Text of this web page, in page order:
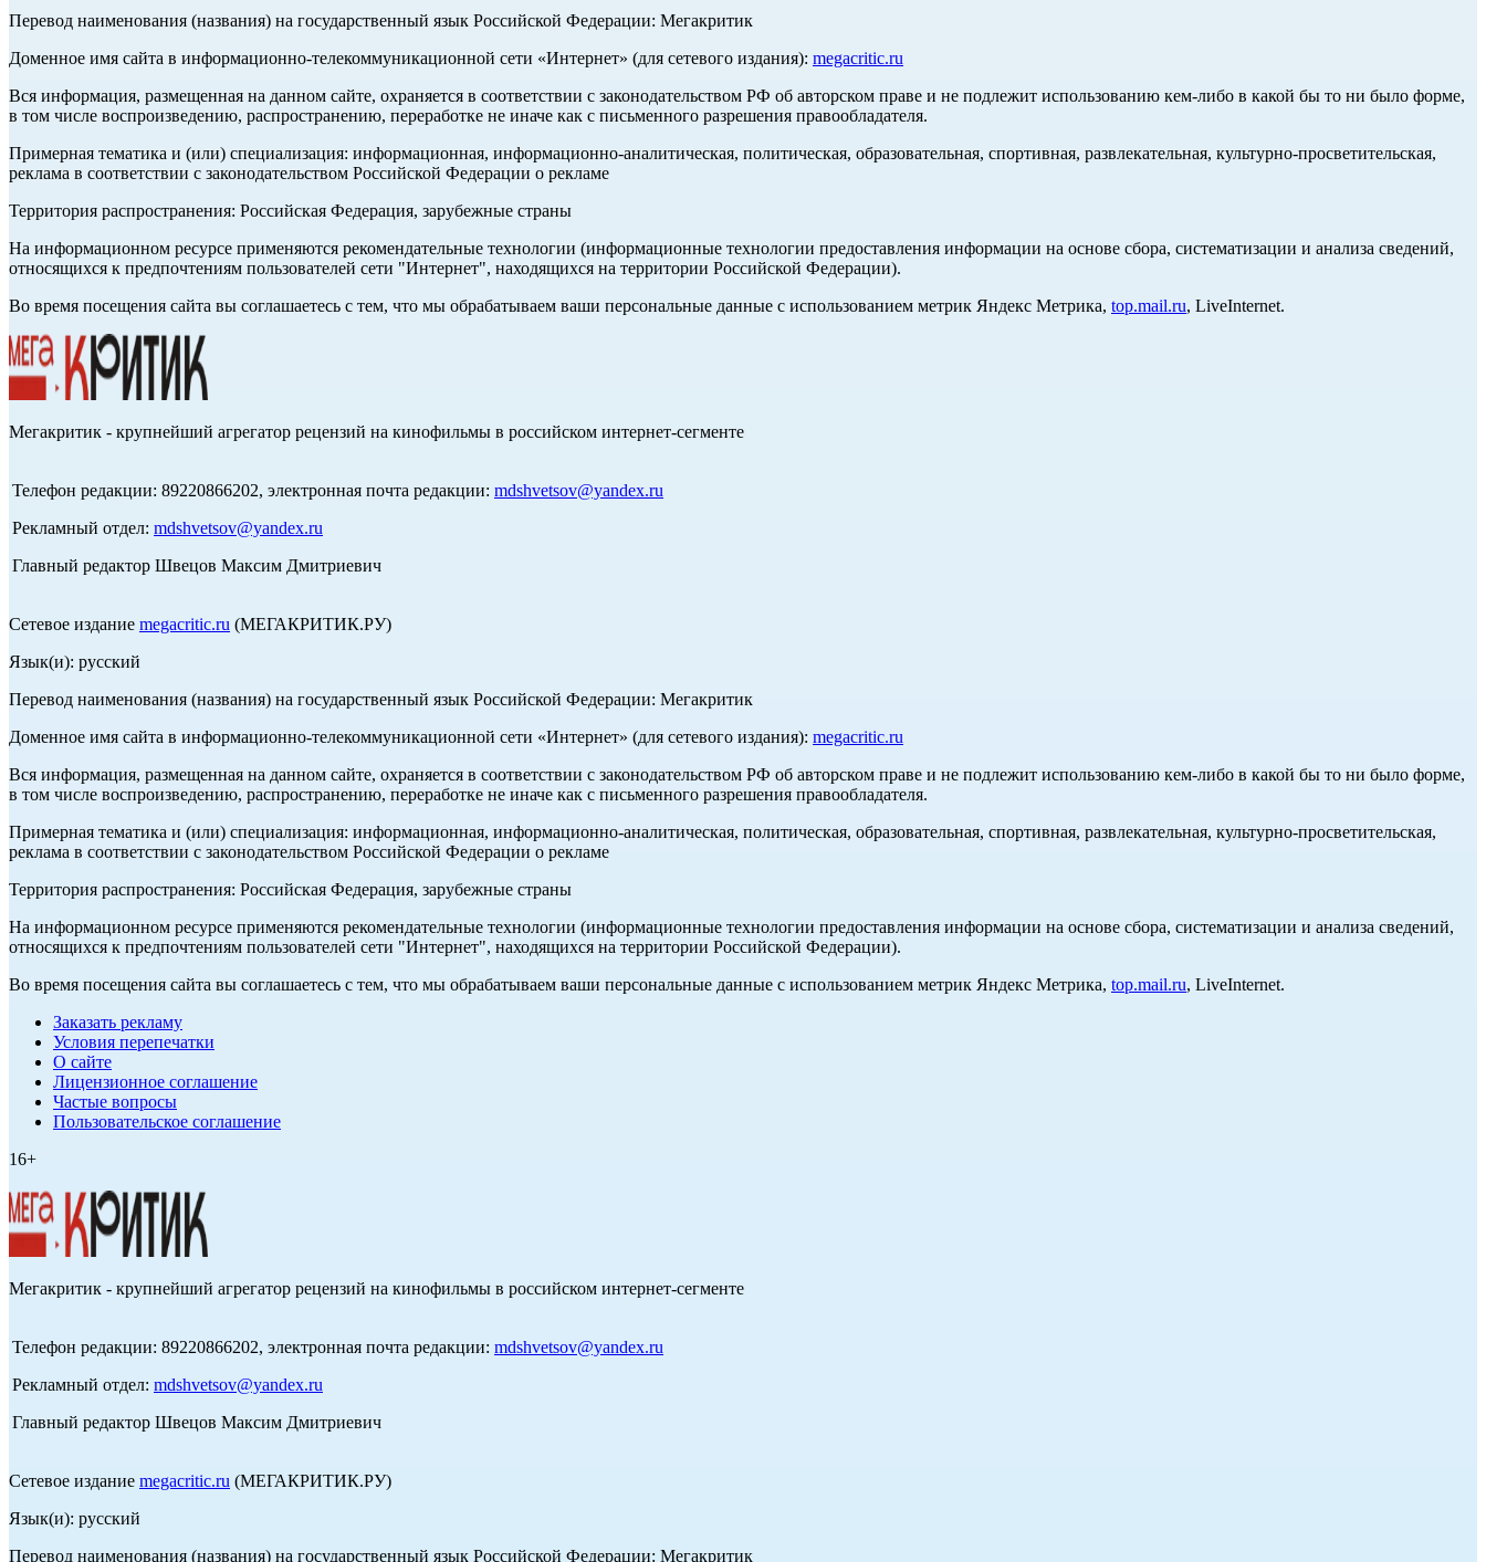
Перевод наименования (названия) на государственный язык Российской Федерации: Мегакритик
Доменное имя сайта в информационно-телекоммуникационной сети «Интернет» (для сетевого издания): megacritic.ru
Вся информация, размещенная на данном сайте, охраняется в соответствии с законодательством РФ об авторском праве и не подлежит использованию кем-либо в какой бы то ни было форме,
в том числе воспроизведению, распространению, переработке не иначе как с письменного разрешения правообладателя.
Примерная тематика и (или) специализация: информационная, информационно-аналитическая, политическая, образовательная, спортивная, развлекательная, культурно-просветительская,
реклама в соответствии с законодательством Российской Федерации о рекламе
Территория распространения: Российская Федерация, зарубежные страны
На информационном ресурсе применяются рекомендательные технологии (информационные технологии предоставления информации на основе сбора, систематизации и анализа сведений,
относящихся к предпочтениям пользователей сети "Интернет", находящихся на территории Российской Федерации).
Во время посещения сайта вы соглашаетесь с тем, что мы обрабатываем ваши персональные данные с использованием метрик Яндекс Метрика, top.mail.ru, LiveInternet.
Мегакритик - крупнейший агрегатор рецензий на кинофильмы в российском интернет-сегменте
Телефон редакции: 89220866202, электронная почта редакции: mdshvetsov@yandex.ru
Рекламный отдел: mdshvetsov@yandex.ru
Главный редактор Швецов Максим Дмитриевич
Сетевое издание megacritic.ru (МЕГАКРИТИК.РУ)
Язык(и): русский
Перевод наименования (названия) на государственный язык Российской Федерации: Мегакритик
Доменное имя сайта в информационно-телекоммуникационной сети «Интернет» (для сетевого издания): megacritic.ru
Вся информация, размещенная на данном сайте, охраняется в соответствии с законодательством РФ об авторском праве и не подлежит использованию кем-либо в какой бы то ни было форме,
в том числе воспроизведению, распространению, переработке не иначе как с письменного разрешения правообладателя.
Примерная тематика и (или) специализация: информационная, информационно-аналитическая, политическая, образовательная, спортивная, развлекательная, культурно-просветительская,
реклама в соответствии с законодательством Российской Федерации о рекламе
Территория распространения: Российская Федерация, зарубежные страны
На информационном ресурсе применяются рекомендательные технологии (информационные технологии предоставления информации на основе сбора, систематизации и анализа сведений,
относящихся к предпочтениям пользователей сети "Интернет", находящихся на территории Российской Федерации).
Во время посещения сайта вы соглашаетесь с тем, что мы обрабатываем ваши персональные данные с использованием метрик Яндекс Метрика, top.mail.ru, LiveInternet.
Заказать рекламу
Условия перепечатки
О сайте
Лицензионное соглашение
Частые вопросы
Пользовательское соглашение
16+
Мегакритик - крупнейший агрегатор рецензий на кинофильмы в российском интернет-сегменте
Телефон редакции: 89220866202, электронная почта редакции: mdshvetsov@yandex.ru
Рекламный отдел: mdshvetsov@yandex.ru
Главный редактор Швецов Максим Дмитриевич
Сетевое издание megacritic.ru (МЕГАКРИТИК.РУ)
Язык(и): русский
Перевод наименования (названия) на государственный язык Российской Федерации: Мегакритик